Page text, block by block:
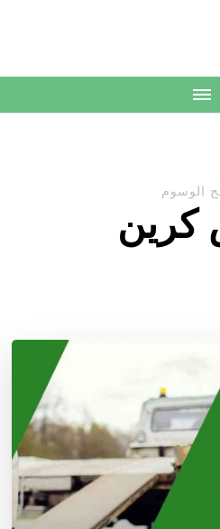
الوسوم
كرين